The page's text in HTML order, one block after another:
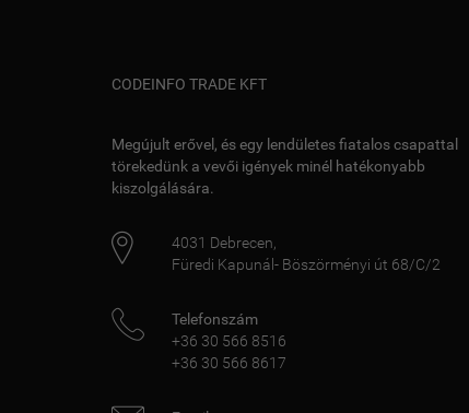
CODEINFO TRADE KFT
Megújult erővel, és egy lendületes fiatalos csapattal
törekedünk a vevői igények minél hatékonyabb
kiszolgálására.
4031 Debrecen
Füredi Kapunál- Böszörményi út 68/C/2
Telefonszám
+36 30 566 8516
+36 30 566 8617